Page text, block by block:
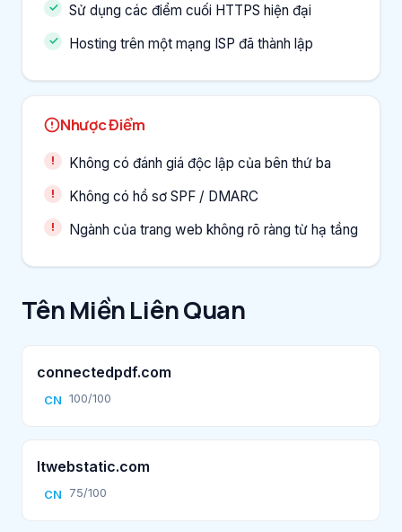
Sử dụng các điểm cuối HTTPS hiện đại
Hosting trên một mạng ISP đã thành lập
Nhược Điểm
Không có đánh giá độc lập của bên thứ ba
Không có hồ sơ SPF / DMARC
Ngành của trang web không rõ ràng từ hạ tầng
Tên Miền Liên Quan
connectedpdf.com
CN 100/100
ltwebstatic.com
CN 75/100